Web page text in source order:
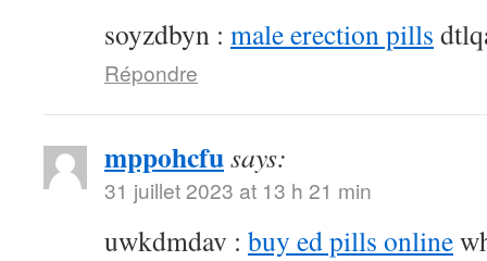
soyzdbyn : male erection pills
Répondre
mppohcfusays:
31 juillet 2023 at 13 h 21 min
uwkdmdav : buy ed pills online